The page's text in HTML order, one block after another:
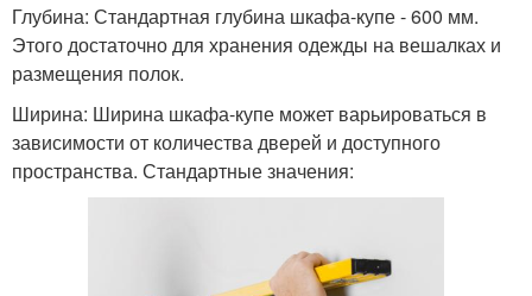
Глубина: Стандартная глубина шкафа-купе - 600 мм.
Этого достаточно для хранения одежды на вешалках и
размещения полок.
Ширина: Ширина шкафа-купе может варьироваться в
зависимости от количества дверей и доступного
пространства. Стандартные значения: